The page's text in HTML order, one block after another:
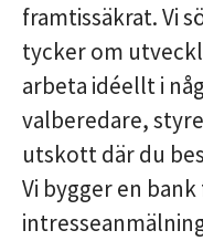
framtissäkrat. Vi
tycker om
arbeta idéellt i
valberedare,
utskott där du
Vi bygger en